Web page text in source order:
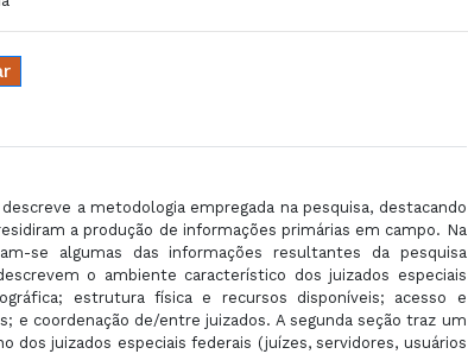
a metodologia empregada na pesquisa, destacando
a produção de informações primárias em campo. Na
se algumas das informações resultantes da pesquisa
o ambiente característico dos juizados especiais
estrutura física e recursos disponíveis; acesso e
e coordenação de/entre juizados. A segunda seção traz um
juizados especiais federais (juízes, servidores, usuários